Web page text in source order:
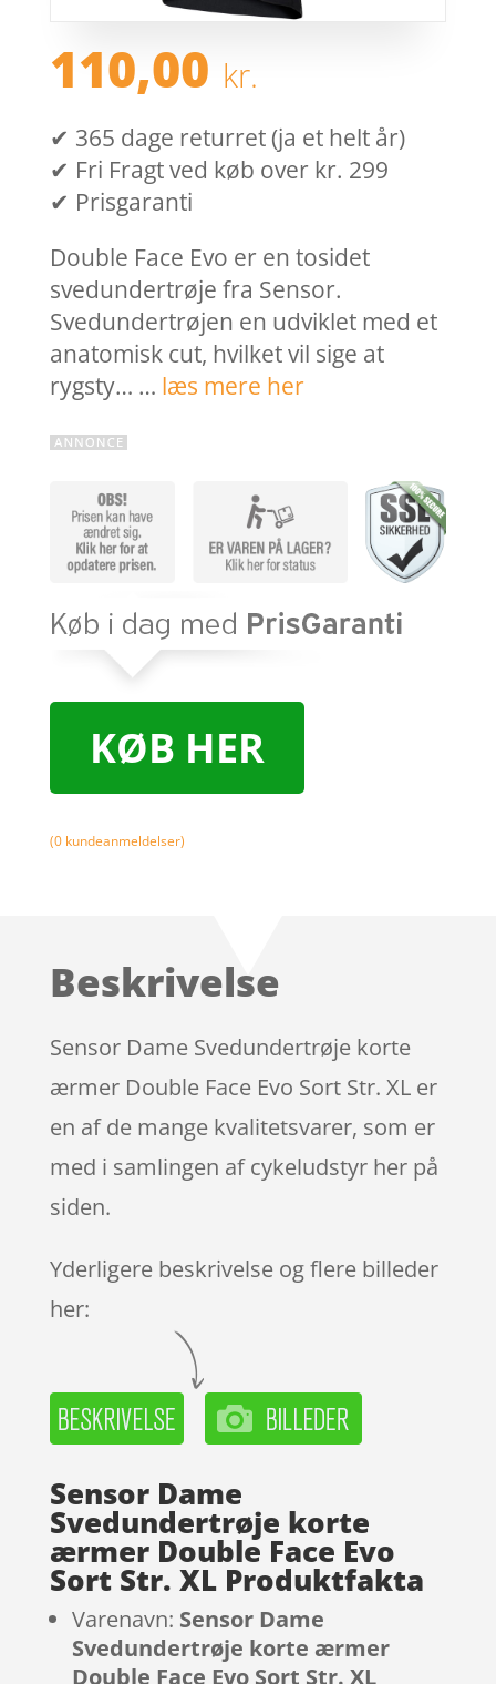
110,00 kr.
✔ 365 dage returret (ja et helt år)
✔ Fri Fragt ved køb over kr. 299
✔ Prisgaranti
Double Face Evo er en tosidet
svedundertrøje fra Sensor.
Svedundertrøjen en udviklet med et
anatomisk cut, hvilket vil sige at
rygsty… … læs mere her
KØB HER
(0kundeanmeldelser)
Beskrivelse
Sensor Dame Svedundertrøje korte
ærmer Double Face Evo Sort Str. XL er
en af de mange kvalitetsvarer, som er
med i samlingen af cykeludstyr her på
siden.
Yderligere beskrivelse og flere billeder
her:
Sensor Dame
Svedundertrøje korte
ærmer Double Face Evo
Sort Str. XL Produktfakta
Varenavn: Sensor Dame
Svedundertrøje korte ærmer
Double Face Evo Sort Str. XL